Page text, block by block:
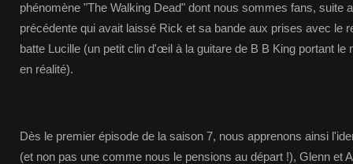
phénomène "The Walking Dead" dont nous sommes fans, suite
précédente qui avait laissé Rick et sa bande aux prises avec le
batte Lucille (un petit clin d'œil à la guitare de B B King portant
en réalité).
Dès le premier épisode de la saison 7, nous apprenons ainsi
(et non pas une comme nous le pensions au départ !), Glenn et